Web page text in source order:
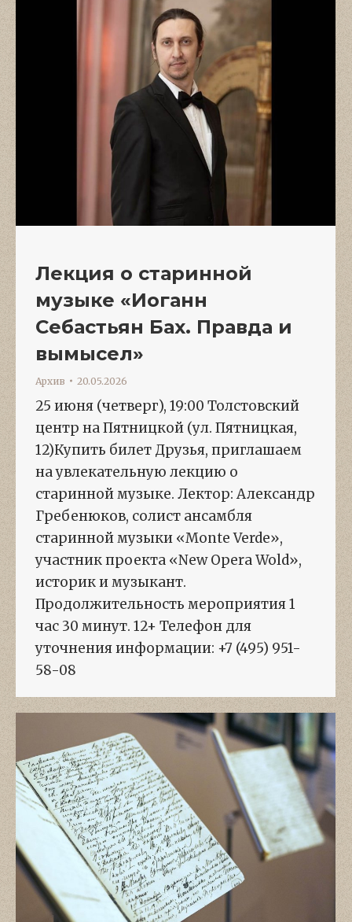
Лекция о старинной
музыке «Иоганн
Себастьян Бах. Правда и
вымысел»
Архив 20.05.2026
25 июня (четверг), 19:00 Толстовский
центр на Пятницкой (ул. Пятницкая,
12)Купить билет Друзья, приглашаем
на увлекательную лекцию о
старинной музыке. Лектор: Александр
Гребенюков, солист ансамбля
старинной музыки «Monte Verde»,
участник проекта «New Opera Wold»,
историк и музыкант.
Продолжительность мероприятия 1
час 30 минут. 12+ Телефон для
уточнения информации: +7 (495) 951-
58-08